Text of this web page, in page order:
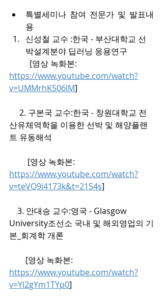
특별세미나 참여 전문가 및 발표내
용
신성철 교수 :한국 - 부산대학교 선
박설계분야 딥러닝 응용연구
          [영상 녹화본:
https://www.youtube.com/watch?
v=UMMrhK506lM]
산유체역학을 이용한 선박 및 해양플랜
트 유동해석
         [영상 녹화본:
https://www.youtube.com/watch?
v=teVQ9i4173k&t=2154s]
University조선소 국내 및 해외영업의 기
본_회계학 개론
        [영상 녹화본:
https://www.youtube.com/watch?
v=Yl2gYm1TYp0]